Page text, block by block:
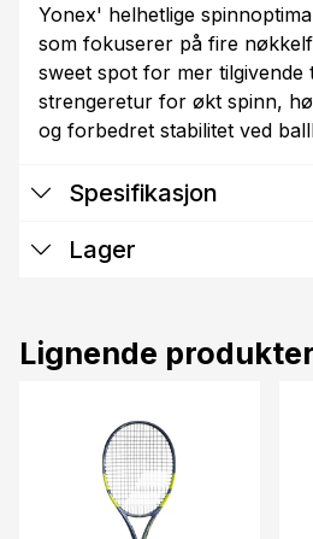
Yonex' helhetlige
som fokuserer på fire
sweet spot for mer tilgivende
strengeretur for økt spinn,
og forbedret stabilitet ved
Spesifikasjon
Lager
Lignende produkter